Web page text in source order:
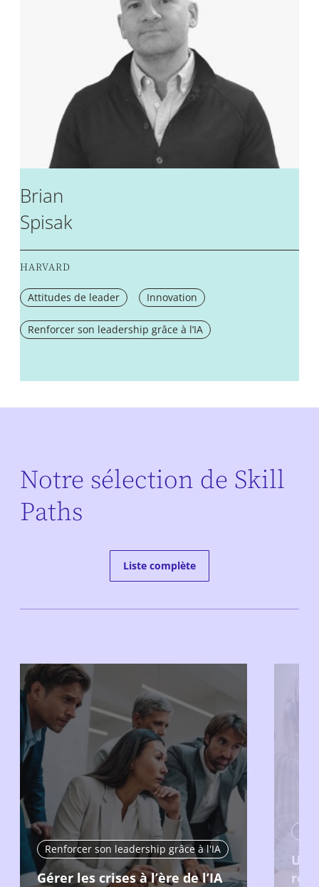
Brian
Spisak
HARVARD
Attitudes de leader Innovation
Renforcer son leadership grâce à l’IA
Notre sélection de Skill
Paths
Liste complète
Renforcer son leadership grâce à l'IA
Gérer les crises à l’ère de l’IA